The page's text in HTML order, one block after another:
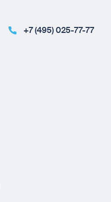
+7 (495) 025-77-77